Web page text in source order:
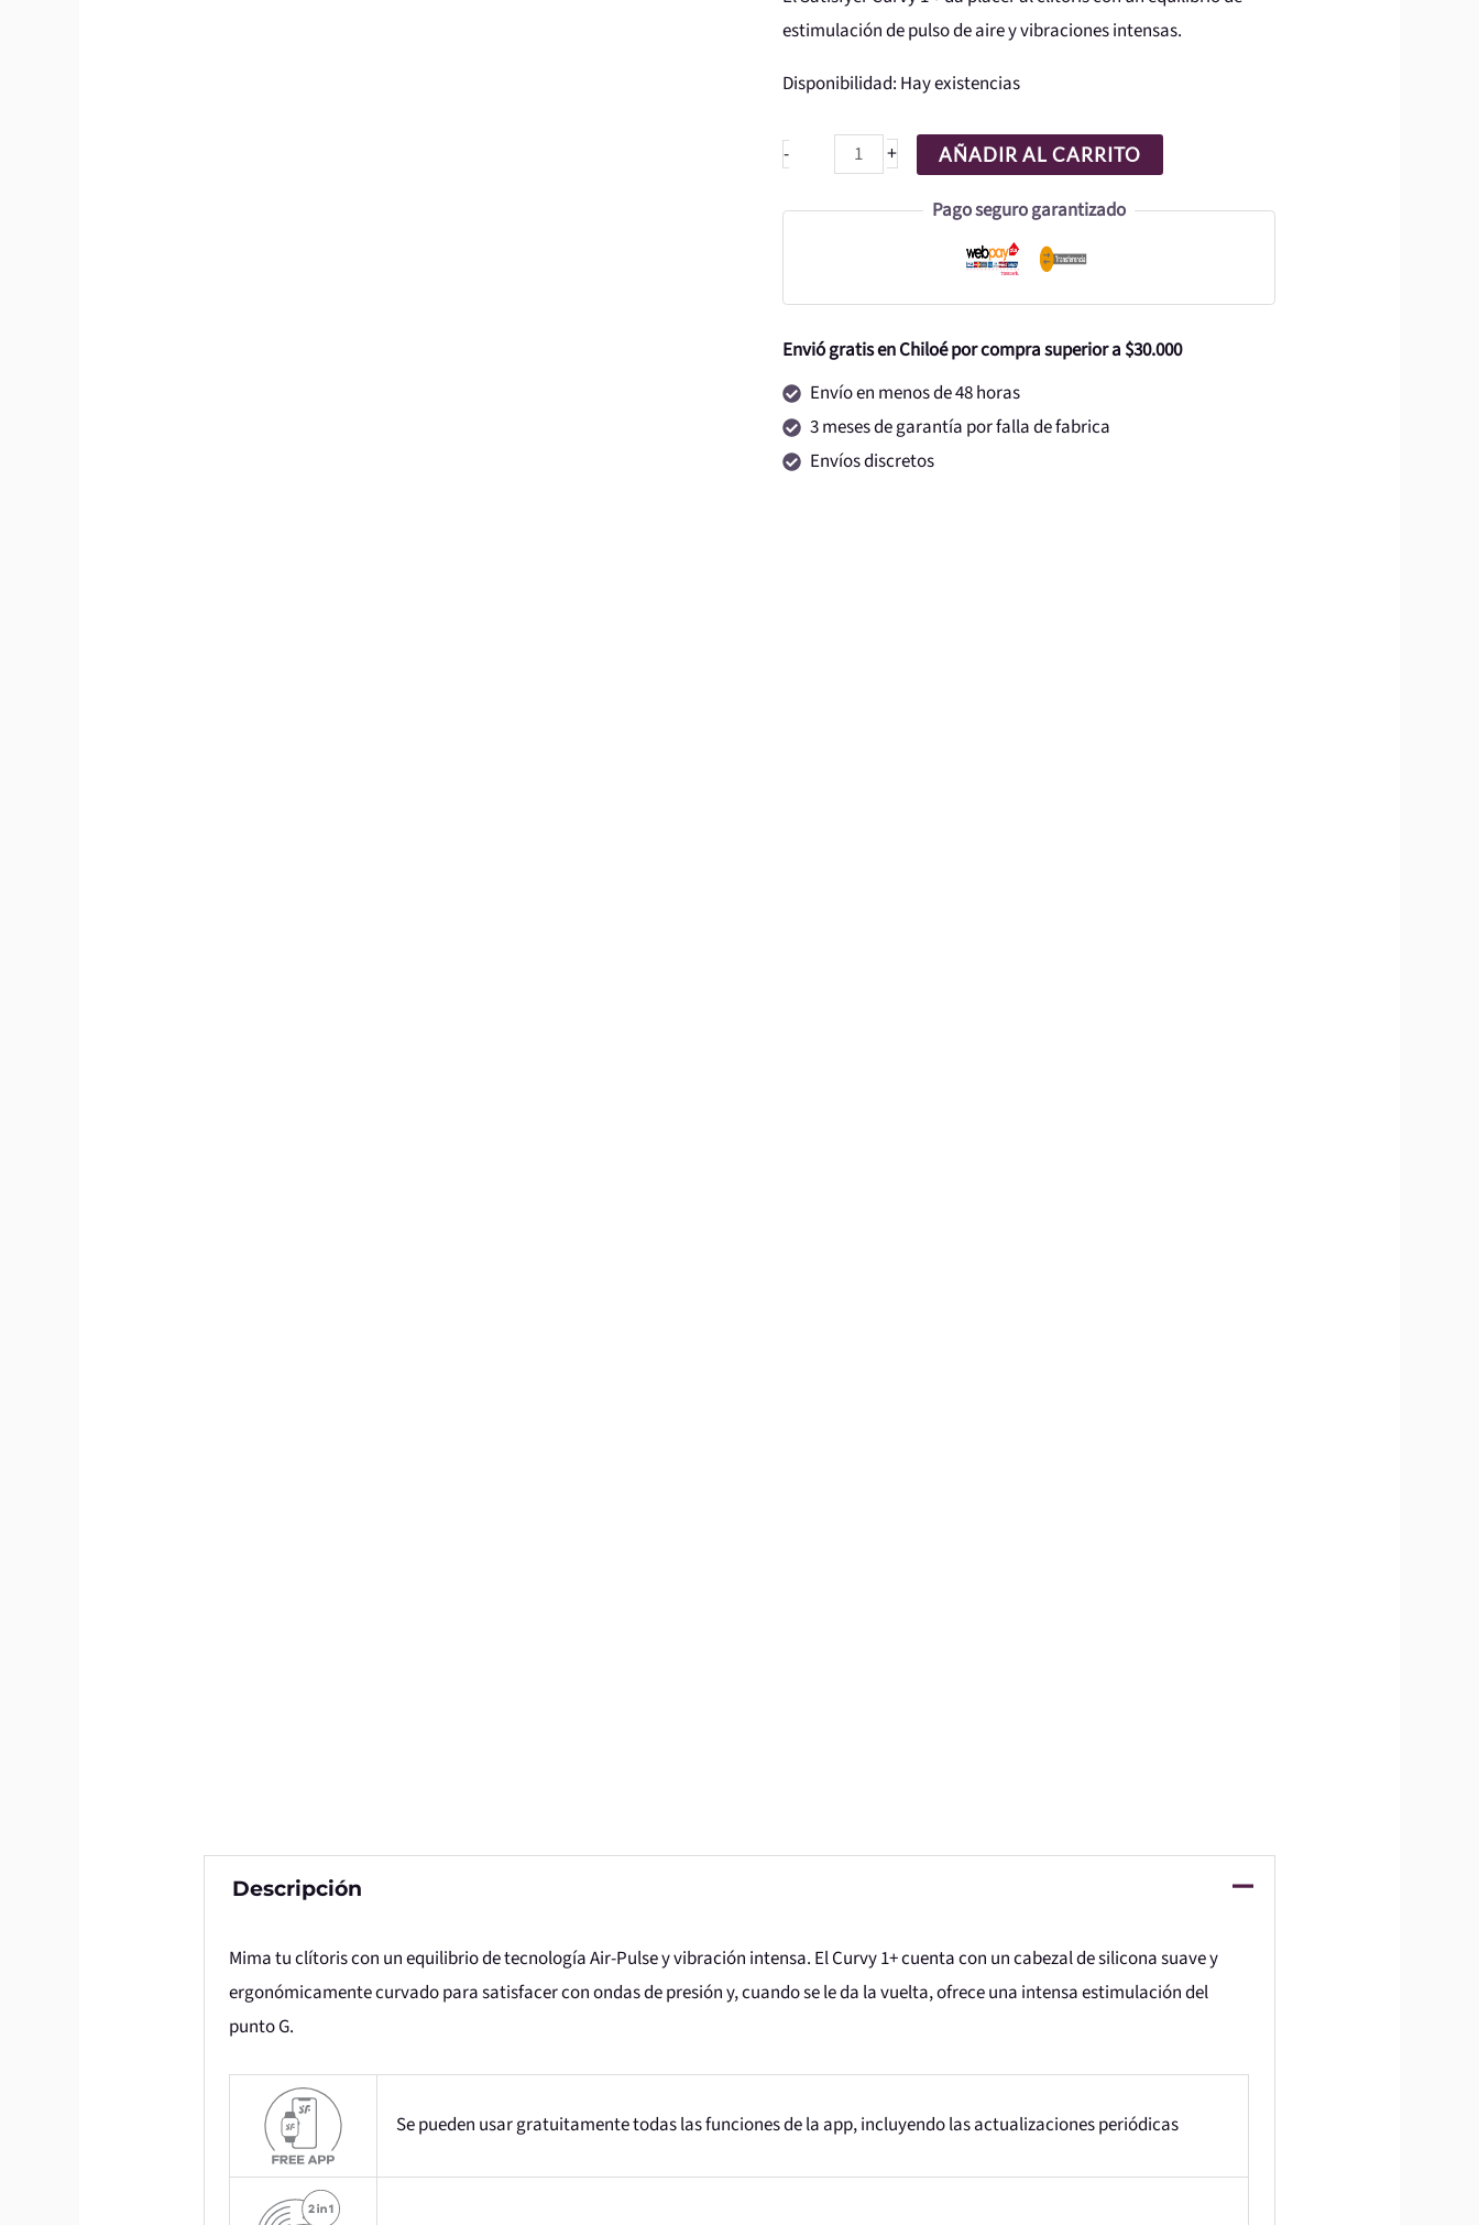
estimulación de pulso de aire y vibraciones intensas.
Disponibilidad: Hay existencias
- + AÑADIR AL CARRITO
Pago seguro garantizado
Envió gratis en Chiloé por compra superior a $30.000
Envío en menos de 48 horas
3 meses de garantía por falla de fabrica
Envíos discretos
Descripción
Mima tu clítoris con un equilibrio de tecnología Air-Pulse y vibración intensa. El Curvy 1+ cuenta con un cabezal de silicona suave y
ergonómicamente curvado para satisfacer con ondas de presión y, cuando se le da la vuelta, ofrece una intensa estimulación del
punto G.
Se pueden usar gratuitamente todas las funciones de la app, incluyendo las actualizaciones periódicas